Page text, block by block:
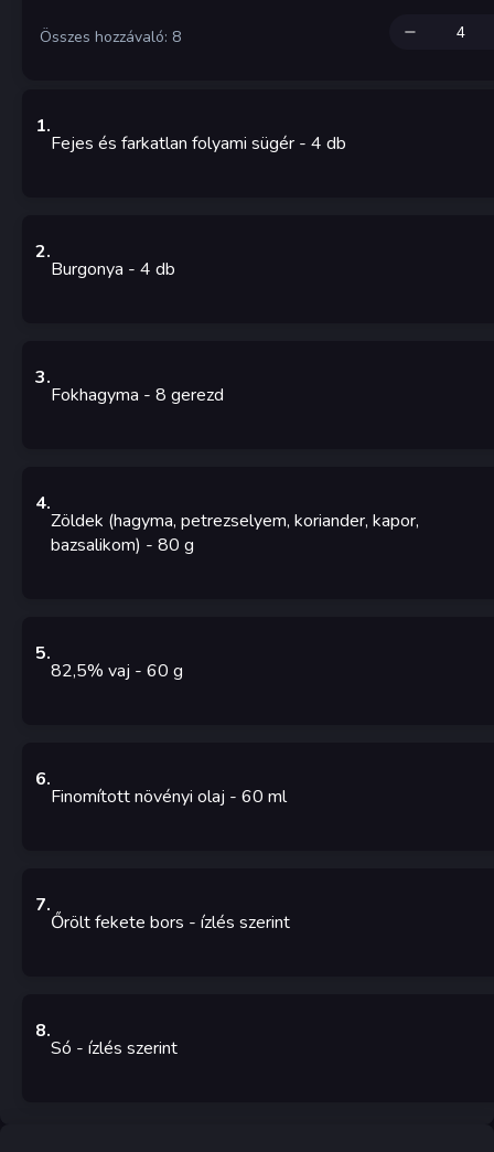
Összes hozzávaló: 8
1.
Fejes és farkatlan folyami sügér - 4 db
2.
Burgonya - 4 db
3.
Fokhagyma - 8 gerezd
4.
Zöldek (hagyma, petrezselyem, koriander, kapor,
bazsalikom) - 80 g
5.
82,5% vaj - 60 g
6.
Finomított növényi olaj - 60 ml
7.
Őrölt fekete bors - ízlés szerint
8.
Só - ízlés szerint